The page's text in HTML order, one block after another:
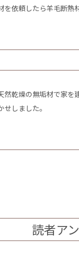
を依頼したら羊毛断熱
然乾燥の無垢材で家を
せしました。
読者ア